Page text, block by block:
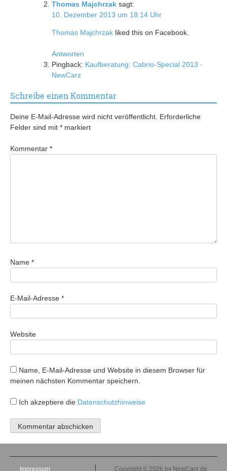
Thomas Majchrzak sagt:
10. Dezember 2013 um 18:14 Uhr
Thomas Majchrzak liked this on Facebook.
Antworten
Pingback: Kaufberatung: Cabrio-Special 2013 -
NewCarz
Schreibe einen Kommentar
Deine E-Mail-Adresse wird nicht veröffentlicht. Erforderliche
Felder sind mit * markiert
Kommentar *
Name *
E-Mail-Adresse *
Website
Name, E-Mail-Adresse und Website in diesem Browser für
meinen nächsten Kommentar speichern.
Ich akzeptiere die Datenschutzhinweise
Impressum Copyright © 2026 by NewCarz.de